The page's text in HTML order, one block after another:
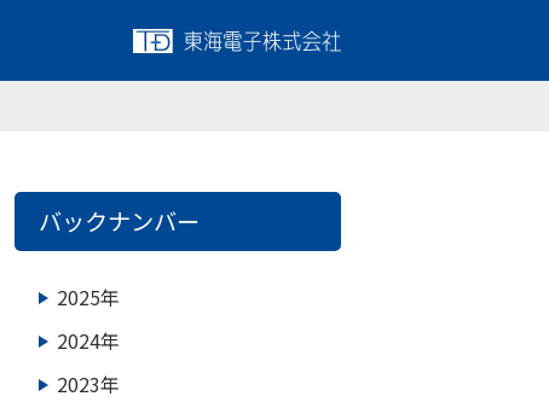
バックナンバー
2025年
2024年
2023年